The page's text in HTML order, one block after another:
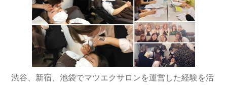
渋谷、新宿、池袋でマツエクサロンを運営した経験を活